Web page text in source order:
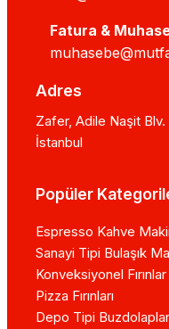
Fatura &
Adres
Zafer, Adile Naşit
İstanbul
Popüler
Espresso Kahve
Sanayi Tipi Bulaşık
Konveksiyonel Fırınlar
Pizza Fırınları
Depo Tipi